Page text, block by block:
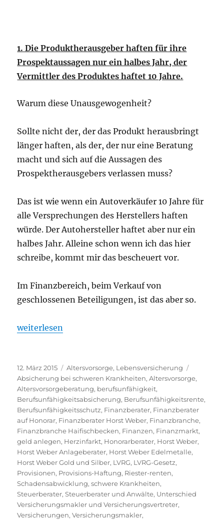
1. Die Produktherausgeber haften für ihre
Prospektaussagen nur ein halbes Jahr, der
Vermittler des Produktes haftet 10 Jahre.
Warum diese Unausgewogenheit?
Sollte nicht der, der das Produkt herausbringt
länger haften, als der, der nur eine Beratung
macht und sich auf die Aussagen des
Prospektherausgebers verlassen muss?
Das ist wie wenn ein Autoverkäufer 10 Jahre für
alle Versprechungen des Herstellers haften
würde. Der Autohersteller haftet aber nur ein
halbes Jahr. Alleine schon wenn ich das hier
schreibe, kommt mir das bescheuert vor.
Im Finanzbereich, beim Verkauf von
geschlossenen Beteiligungen, ist das aber so.
„Warum ich die Finanzbranche nach 23 Jahren
weiterlesen
Veröffentlicht
am
12. März 2015 Kategorien
Altersvorsorge, Lebensversicherung
Absicherung bei schweren Krankheiten,Altersvorsorge,
Altersvorsorgeberatung, berufsunfähigkeit,
Berufsunfähigkeitsabsicherung, Berufsunfähigkeitsrente,
Berufsunfähigkeitsschutz, Finanzberater, Finanzberater
auf Honorar, Finanzberater Horst Weber, Finanzbranche,
Finanzbranche Haifischbecken, Finanzen, Finanzmarkt,
geld anlegen, Herzinfarkt, Honorarberater, Horst Weber,
Horst Weber Anlageberater, Horst Weber Edelmetalle,
Horst Weber Gold und Silber, LVRG, LVRG-Gesetz,
Provisionen, Provisions-Haftung, Riester-renten,
Schadensabwicklung,schwere Krankheiten,
Steuerberater,Steuerberater und Anwälte, Unterschied
Versicherungsmakler und Versicherungsvertreter,
Versicherungen,Versicherungsmakler,